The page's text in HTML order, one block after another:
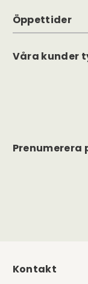
Öppettider
Våra kunder
Prenumerera
Kontakt